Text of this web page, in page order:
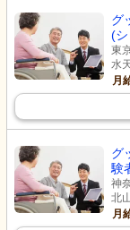
グ
(
東
水
月
グ
験
神
北
月